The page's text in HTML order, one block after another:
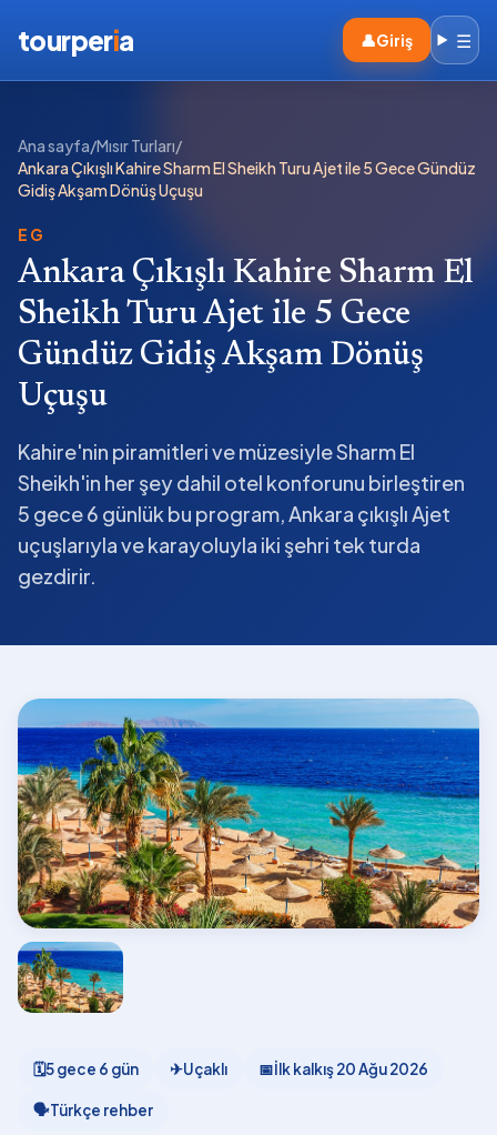
tourperia 👤Giriş ☰
Ana sayfa/Mısır Turları/
Ankara Çıkışlı Kahire Sharm El Sheikh Turu Ajet ile 5 Gece Gündüz
Gidiş Akşam Dönüş Uçuşu
EG
Ankara Çıkışlı Kahire Sharm El
Sheikh Turu Ajet ile 5 Gece
Gündüz Gidiş Akşam Dönüş
Uçuşu
Kahire'nin piramitleri ve müzesiyle Sharm El
Sheikh'in her şey dahil otel konforunu birleştiren
5 gece 6 günlük bu program, Ankara çıkışlı Ajet
uçuşlarıyla ve karayoluyla iki şehri tek turda
gezdirir.
🗓5 gece 6 gün ✈Uçaklı 📅İlk kalkış20 Ağu 2026
🗣Türkçe rehber